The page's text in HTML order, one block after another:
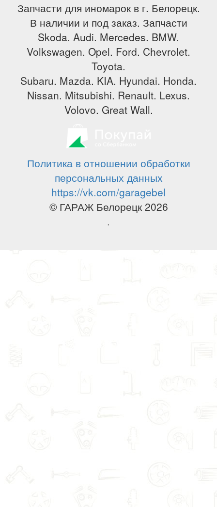
Запчасти для иномарок в г. Белорецк.
В наличии и под заказ. Запчасти
Skoda. Audi. Mercedes. BMW.
Volkswagen. Opel. Ford. Chevrolet.
Toyota.
Subaru. Mazda. KIA. Hyundai. Honda.
Nissan. Mitsubishi. Renault. Lexus.
Volovo. Great Wall.
Политика в отношении обработки
персональных данных
https://vk.com/garagebel
© ГАРАЖ Белорецк 2026
.